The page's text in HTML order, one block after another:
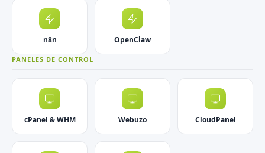
n8n OpenClaw
PANELES DE CONTROL
cPanel & WHM Webuzo CloudPanel